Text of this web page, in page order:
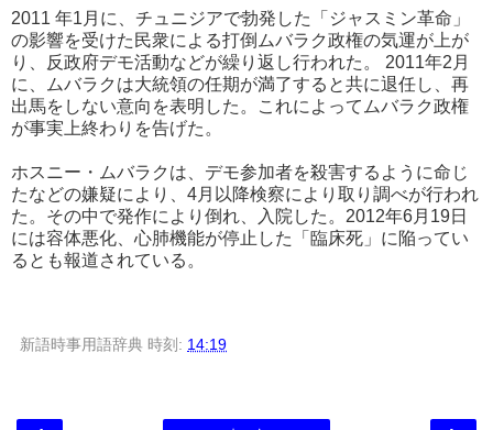
2011 年1月に、チュニジアで勃発した「ジャスミン革命」
の影響を受けた民衆による打倒ムバラク政権の気運が上が
り、反政府デモ活動などが繰り返し行われた。 2011年2月
に、ムバラクは大統領の任期が満了すると共に退任し、再
出馬をしない意向を表明した。これによってムバラク政権
が事実上終わりを告げた。
ホスニー・ムバラクは、デモ参加者を殺害するように命じ
たなどの嫌疑により、4月以降検察により取り調べが行われ
た。その中で発作により倒れ、入院した。2012年6月19日
には容体悪化、心肺機能が停止した「臨床死」に陥ってい
るとも報道されている。
新語時事用語辞典 時刻: 14:19